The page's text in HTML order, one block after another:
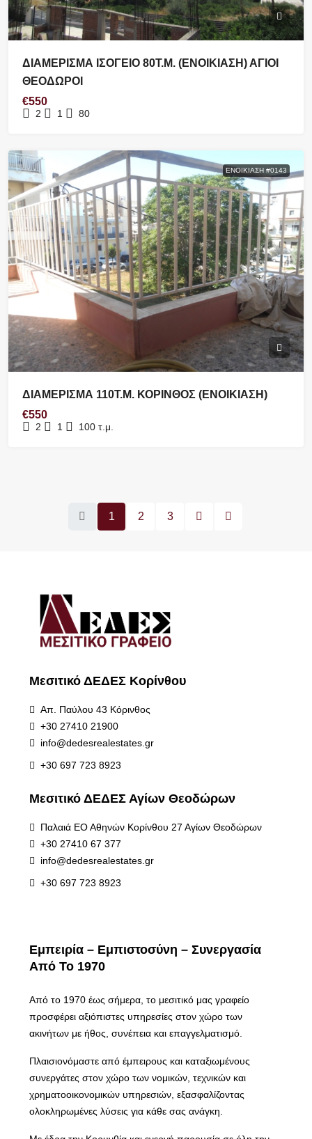
ΔΙΑΜΕΡΙΣΜΑ ΙΣΟΓΕΙΟ 80Τ.Μ. (ΕΝΟΙΚΙΑΣΗ) ΑΓΙΟΙ
ΘΕΟΔΩΡΟΙ
€550
2 1 80
ΕΝΟΙΚΊΑΣΗ #0143
ΔΙΑΜΕΡΙΣΜΑ 110Τ.Μ. ΚΟΡΙΝΘΟΣ (ΕΝΟΙΚΙΑΣΗ)
€550
2 1 100 τ.μ.
1 2 3
Μεσιτικό ΔΕΔΕΣ Κορίνθου
Απ. Παύλου 43 Κόρινθος
+30 27410 21900
info@dedesrealestates.gr
+30 697 723 8923
Μεσιτικό ΔΕΔΕΣ Αγίων Θεοδώρων
Παλαιά ΕΟ Αθηνών Κορίνθου 27 Αγίων Θεοδώρων
+30 27410 67 377
info@dedesrealestates.gr
+30 697 723 8923
Εμπειρία – Εμπιστοσύνη – Συνεργασία
Από Το 1970
Από το 1970 έως σήμερα, το μεσιτικό μας γραφείο
προσφέρει αξιόπιστες υπηρεσίες στον χώρο των
ακινήτων με ήθος, συνέπεια και επαγγελματισμό.
Πλαισιονόμαστε από έμπειρους και καταξιωμένους
συνεργάτες στον χώρο των νομικών, τεχνικών και
χρηματοοικονομικών υπηρεσιών, εξασφαλίζοντας
ολοκληρωμένες λύσεις για κάθε σας ανάγκη.